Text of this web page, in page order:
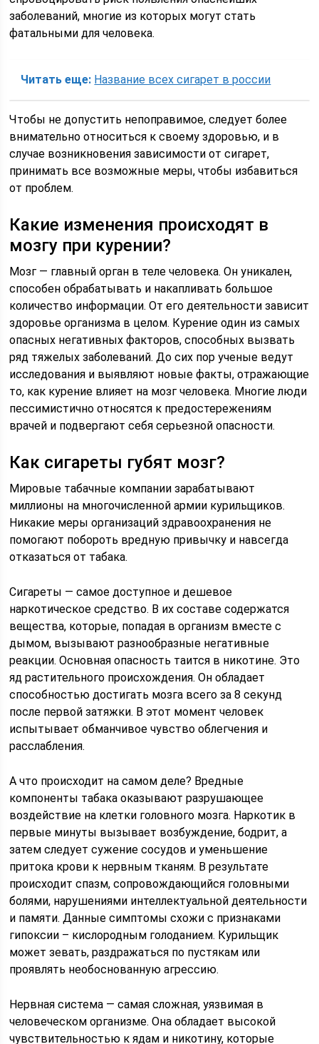
заболеваний, многие из которых могут стать
фатальными для человека.
Читать еще: Название всех сигарет в россии
Чтобы не допустить непоправимое, следует более
внимательно относиться к своему здоровью, и в
случае возникновения зависимости от сигарет,
принимать все возможные меры, чтобы избавиться
от проблем.
Какие изменения происходят в
мозгу при курении?
Мозг — главный орган в теле человека. Он уникален,
способен обрабатывать и накапливать большое
количество информации. От его деятельности зависит
здоровье организма в целом. Курение один из самых
опасных негативных факторов, способных вызвать
ряд тяжелых заболеваний. До сих пор ученые ведут
исследования и выявляют новые факты, отражающие
то, как курение влияет на мозг человека. Многие люди
пессимистично относятся к предостережениям
врачей и подвергают себя серьезной опасности.
Как сигареты губят мозг?
Мировые табачные компании зарабатывают
миллионы на многочисленной армии курильщиков.
Никакие меры организаций здравоохранения не
помогают побороть вредную привычку и навсегда
отказаться от табака.
Сигареты — самое доступное и дешевое
наркотическое средство. В их составе содержатся
вещества, которые, попадая в организм вместе с
дымом, вызывают разнообразные негативные
реакции. Основная опасность таится в никотине. Это
яд растительного происхождения. Он обладает
способностью достигать мозга всего за 8 секунд
после первой затяжки. В этот момент человек
испытывает обманчивое чувство облегчения и
расслабления.
А что происходит на самом деле? Вредные
компоненты табака оказывают разрушающее
воздействие на клетки головного мозга. Наркотик в
первые минуты вызывает возбуждение, бодрит, а
затем следует сужение сосудов и уменьшение
притока крови к нервным тканям. В результате
происходит спазм, сопровождающийся головными
болями, нарушениями интеллектуальной деятельности
и памяти. Данные симптомы схожи с признаками
гипоксии – кислородным голоданием. Курильщик
может зевать, раздражаться по пустякам или
проявлять необоснованную агрессию.
Нервная система — самая сложная, уязвимая в
человеческом организме. Она обладает высокой
чувствительностью к ядам и никотину, которые